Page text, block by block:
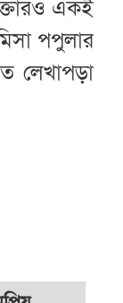
একই
পপুলার
লেখাপড়া